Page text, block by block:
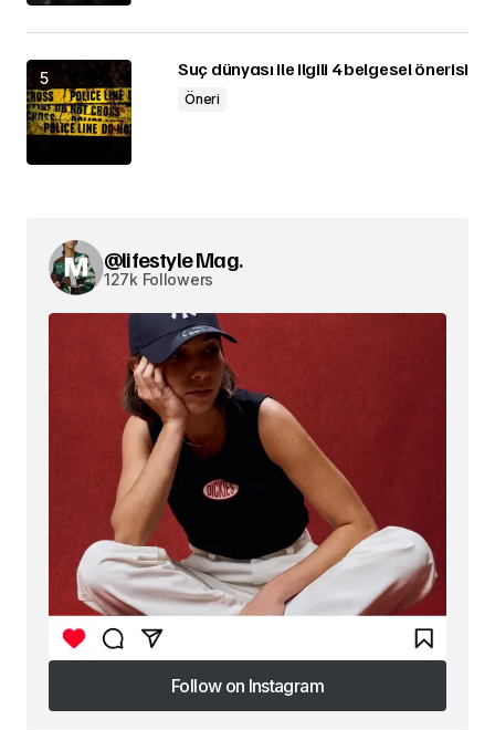
Suç dünyası ile ilgili 4 belgesel önerisi
Öneri
@lifestyle Mag.
127k Followers
Follow on Instagram
Follow on Instagram